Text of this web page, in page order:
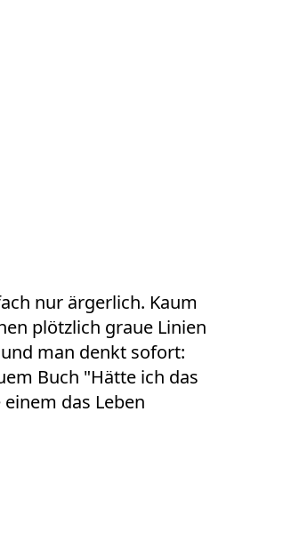
nur ärgerlich. Kaum
plötzlich graue Linien
man denkt sofort:
Buch "Hätte ich das
das Leben